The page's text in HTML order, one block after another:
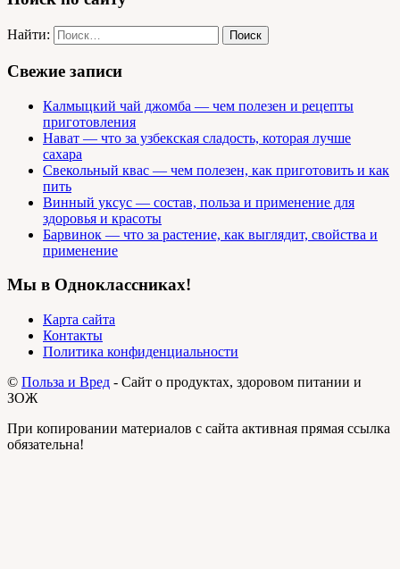
Найти:
Свежие записи
Калмыцкий чай джомба — чем полезен и рецепты
приготовления
Нават — что за узбекская сладость, которая лучше
сахара
Свекольный квас — чем полезен, как приготовить и как
пить
Винный уксус — состав, польза и применение для
здоровья и красоты
Барвинок — что за растение, как выглядит, свойства и
применение
Мы в Одноклассниках!
Карта сайта
Контакты
Политика конфиденциальности
© Польза и Вред - Сайт о продуктах, здоровом питании и
ЗОЖ
При копировании материалов с сайта активная прямая ссылка
обязательна!